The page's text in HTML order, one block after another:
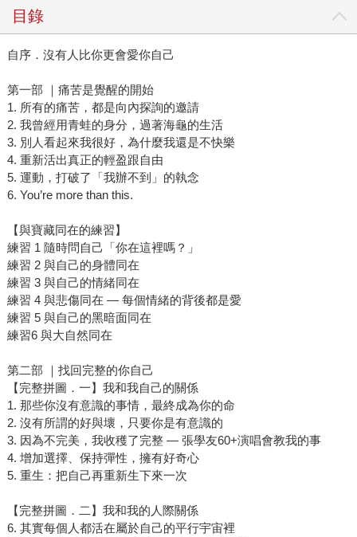
目錄
自序．沒有人比你更會愛你自己
第一部 ｜痛苦是覺醒的開始
1. 所有的痛苦，都是向內探詢的邀請
2. 我曾經用青蛙的身分，過著海龜的生活
3. 別人看起來我很好，為什麼我還是不快樂
4. 重新活出真正的輕盈跟自由
5. 運動，打破了「我辦不到」的執念
6. You’re more than this.
【與寶藏同在的練習】
練習 1 隨時問自己「你在這裡嗎？」
練習 2 與自己的身體同在
練習 3 與自己的情緒同在
練習 4 與悲傷同在 — 每個情緒的背後都是愛
練習 5 與自己的黑暗面同在
練習6 與大自然同在
第二部 ｜找回完整的你自己
【完整拼圖．一】我和我自己的關係
1. 那些你沒有意識的事情，最終成為你的命
2. 沒有所謂的好與壞，只要你是有意識的
3. 因為不完美，我收穫了完整 — 張學友60+演唱會教我的事
4. 增加選擇、保持彈性，擁有好奇心
5. 重生：把自己再重新生下來一次
【完整拼圖．二】我和我的人際關係
6. 其實每個人都活在屬於自己的平行宇宙裡